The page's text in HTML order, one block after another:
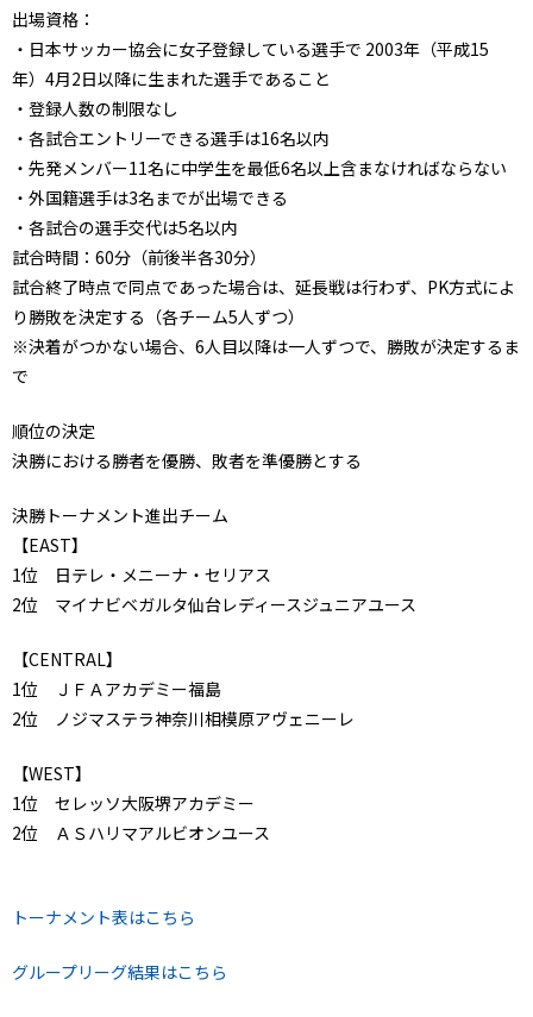
出場資格：
・日本サッカー協会に女子登録している選手で 2003年（平成15
年）4月2日以降に生まれた選手であること
・登録人数の制限なし
・各試合エントリーできる選手は16名以内
・先発メンバー11名に中学生を最低6名以上含まなければならない
・外国籍選手は3名までが出場できる
・各試合の選手交代は5名以内
試合時間：60分（前後半各30分）
試合終了時点で同点であった場合は、延長戦は行わず、PK方式によ
り勝敗を決定する（各チーム5人ずつ）
※決着がつかない場合、6人目以降は一人ずつで、勝敗が決定するま
で
順位の決定
決勝における勝者を優勝、敗者を準優勝とする
決勝トーナメント進出チーム
【EAST】
1位 日テレ・メニーナ・セリアス
2位 マイナビベガルタ仙台レディースジュニアユース
【CENTRAL】
1位 ＪＦＡアカデミー福島
2位 ノジマステラ神奈川相模原アヴェニーレ
【WEST】
1位 セレッソ大阪堺アカデミー
2位 ＡＳハリマアルビオンユース
トーナメント表はこちら
グループリーグ結果はこちら